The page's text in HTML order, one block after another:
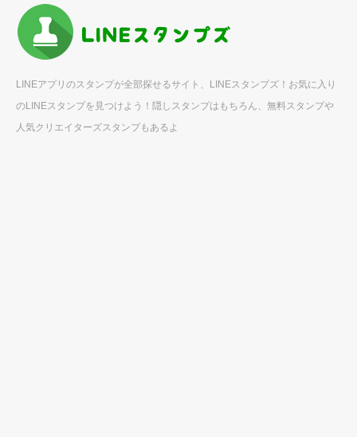
LINEアプリのスタンプが全部探せるサイト、LINEスタンプズ！お気に入り
のLINEスタンプを見つけよう！隠しスタンプはもちろん、無料スタンプや
人気クリエイターズスタンプもあるよ